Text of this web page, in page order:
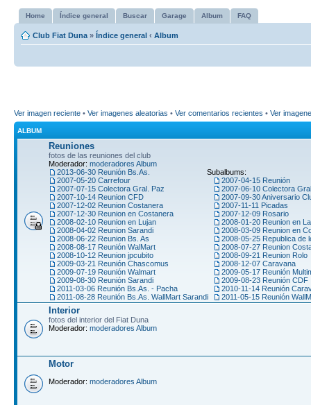
Home Índice general Buscar Garage Album FAQ
Club Fiat Duna » Índice general ‹ Album
Ver imagen reciente • Ver imagenes aleatorias • Ver comentarios recientes • Ver
ALBUM
Reuniones
fotos de las reuniones del club
Moderador: moderadores Album
Subalbums:
2013-06-30 Reunión Bs.As.
2007-04-15 Reunión
2007-05-20 Carrefour
2007-06-10 Colectora
2007-07-15 Colectora Gral. Paz
2007-09-30 Aniversario
2007-10-14 Reunion CFD
2007-11-11 Picadas
2007-12-02 Reunion Costanera
2007-12-09 Rosario
2007-12-30 Reunion en Costanera
2008-01-20 Reunion en
2008-02-10 Reunion en Lujan
2008-03-09 Reunion en
2008-04-02 Reunion Sarandi
2008-05-25 Republica de
2008-06-22 Reunion Bs. As
2008-07-27 Reunion
2008-08-17 Reunión WalMart
2008-09-21 Reunion Rolo
2008-10-12 Reunion jpcubito
2008-12-07 Caravana
2009-03-21 Reunión Chascomus
2009-05-17 Reunión
2009-07-19 Reunión Walmart
2009-08-23 Reunión CDF
2009-08-30 Reunión Sarandi
2010-11-14 Reunión
2011-03-06 Reunión Bs.As. - Pacha
2011-05-15 Reunión
2011-08-28 Reunión Bs.As. WallMart Sarandi
Interior
fotos del interior del Fiat Duna
Moderador: moderadores Album
Motor
Moderador: moderadores Album